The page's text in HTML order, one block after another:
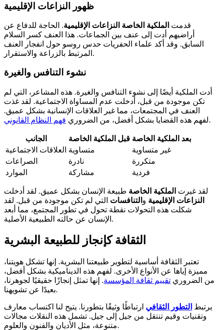
ظهور النزاعات الإقليمية
قدمت الملكية الخاصة النزاعات الإقليمية. الحاجة للدفاع عن
أراضيهم أدت إلى عنف بين الجماعات. هذا العنف كسر السلام
السابق. وقد أكد علماء الحفريات حدس روسو حول انفجار العنف
المرتبط بالزراعة والاستقرار.
نشوء التنافس والغيرة
أدت الملكية أيضًا إلى نشوء التنافس والغيرة. هذه المشاعر، التي لم
تكن موجودة من قبل، أدخلت عدم المساواة الاجتماعية. لقد غذت
العنف في المجتمعات، مما غير العلاقات الإنسانية بشكل عميق.
لفهم هذه القضايا بشكل أفضل، من الضروري فهم النظام القانوني .
الجانب قبل الملكية الخاصة بعد الملكية الخاصة
العلاقات الاجتماعية متساوية
غير متساوية
الصراعات
نادرة
متكررة
الموارد
مشاركة فردية
لقد غيرت الملكية الخاصة طبيعة الإنسان بشكل عميق. لقد أدخلت
النزاعات الإقليمية و التنافسات التي لم تكن موجودة من قبل. لقد
شكلت هذه التحولات نقطة تحول في تطور المجتمع، مما أبعد
الإنسان عن حالته الطبيعية الأصلية.
الثقافة كإنجاز للطبيعة البشرية
تعتبر الثقافة أساسية لتطوير طبيعتنا البشرية. إنها تشكل هويتنا،
مميزة إياها عن الأنواع الأخرى. لفهم هذه الديناميكية بشكل أفضل،
من الضروري تقييم ثقافة المؤسسة. إنها تمثل إنجازًا حقيقيًا لجوهرنا،
بعيدًا عن تشويهنا.
يرتبط التطور الثقافي ارتباطًا وثيقًا بتطورنا. يتيح لنا اكتساب معارف
وتقنيات وقيم تنتقل من جيل إلى جيل. تشمل هذه النقلات مجالات
متنوعة، مثل الأديان والفنون والعلوم.